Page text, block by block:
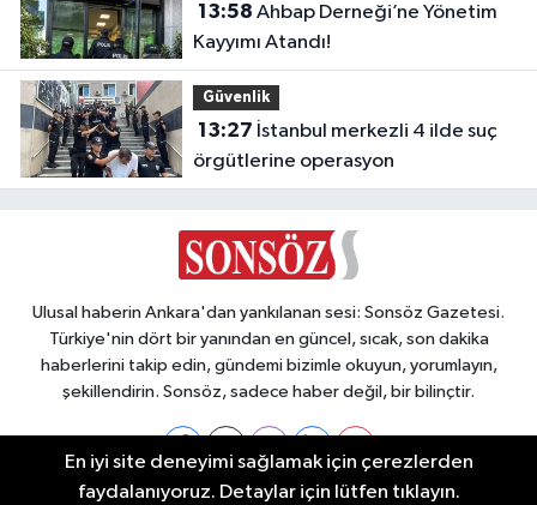
13:58
Kayyımı Atandı!
Güvenlik
13:27
örgütlerine operasyon
Ulusal haberin Ankara'dan yankılanan sesi: Sonsöz Gazetesi.
Türkiye'nin dört bir yanından en güncel, sıcak, son dakika
haberlerini takip edin, gündemi bizimle okuyun, yorumlayın,
şekillendirin. Sonsöz, sadece haber değil, bir bilinçtir.
En iyi site deneyimi sağlamak için çerezlerden
faydalanıyoruz. Detaylar için lütfen tıklayın.